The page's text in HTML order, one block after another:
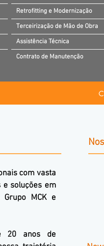
Retrofitting e Modernização
Terceirização de Mão de Obra
Assistência Técnica
Contrato de Manutenção
com vasta
soluções em
MCK e
20 anos de